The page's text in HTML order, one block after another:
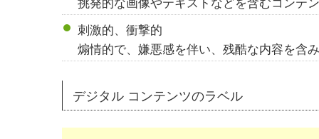
刺激的、衝撃的
煽情的で、嫌悪感を伴い、残酷な内容を含
デジタル コンテンツのラベル